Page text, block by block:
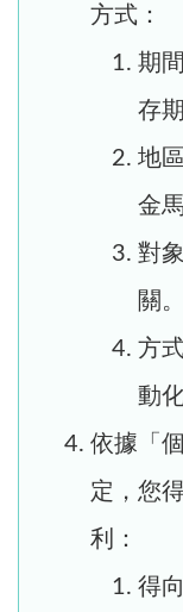
方式：
期
存
地
金
對
關。
方
動
依據「
定，您
利：
得